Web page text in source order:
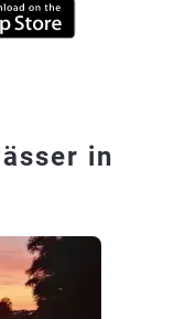
in